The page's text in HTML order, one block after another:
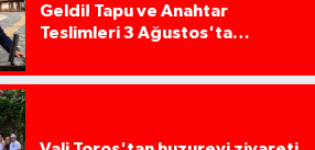
Geldi! Tapu ve Anahtar
Teslimleri 3 Ağustos'ta